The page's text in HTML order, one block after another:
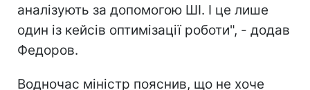
аналізують за допомогою ШІ. І це лише
один із кейсів оптимізації роботи", - додав
Федоров.
Водночас міністр пояснив, що не хоче